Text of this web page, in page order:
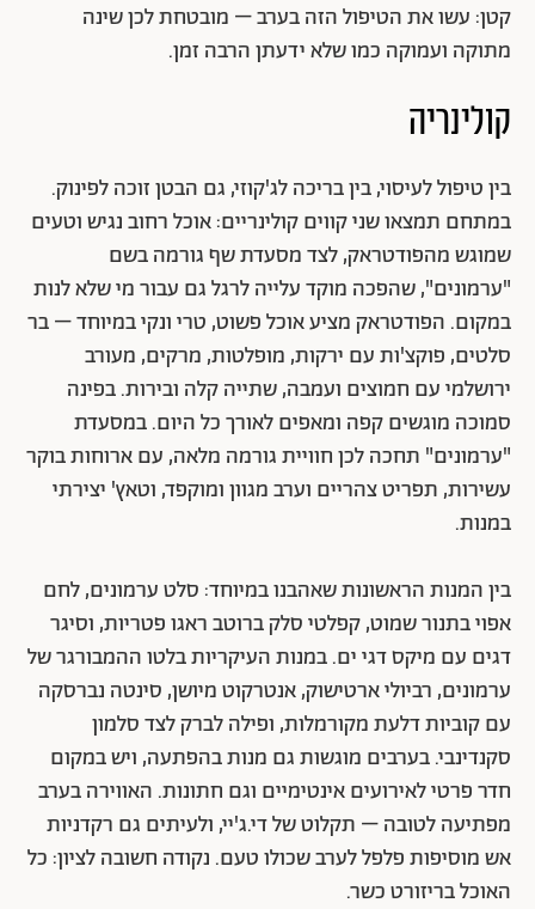
קטן: עשו את הטיפול הזה בערב – מובטחת לכן שינה
מתוקה ועמוקה כמו שלא ידעתן הרבה זמן.
קולינריה
בין טיפול לעיסוי, בין בריכה לג'קוזי, גם הבטן זוכה לפינוק.
במתחם תמצאו שני קווים קולינריים: אוכל רחוב נגיש וטעים
שמוגש מהפודטראק, לצד מסעדת שף גורמה בשם
"ערמונים", שהפכה מוקד עלייה לרגל גם עבור מי שלא לנות
במקום. הפודטראק מציע אוכל פשוט, טרי ונקי במיוחד – בר
סלטים, פוקצ'ות עם ירקות, מופלטות, מרקים, מעורב
ירושלמי עם חמוצים ועמבה, שתייה קלה ובירות. בפינה
סמוכה מוגשים קפה ומאפים לאורך כל היום. במסעדת
"ערמונים" תחכה לכן חוויית גורמה מלאה, עם ארוחות בוקר
עשירות, תפריט צהריים וערב מגוון ומוקפד, וטאץ' יצירתי
במנות.
בין המנות הראשונות שאהבנו במיוחד: סלט ערמונים, לחם
אפוי בתנור שמוט, קפלטי סלק ברוטב ראגו פטריות, וסיגר
דגים עם מיקס דגי ים. במנות העיקריות בלטו ההמבורגר של
ערמונים, רביולי ארטישוק, אנטרקוט מיושן, סינטה נברסקה
עם קוביות דלעת מקורמלות, ופילה לברק לצד סלמון
סקנדינבי. בערבים מוגשות גם מנות בהפתעה, ויש במקום
חדר פרטי לאירועים אינטימיים וגם חתונות. האווירה בערב
מפתיעה לטובה – תקלוט של די.ג'יי, ולעיתים גם רקדניות
אש מוסיפות פלפל לערב שכולו טעם. נקודה חשובה לציון: כל
האוכל בריזורט כשר.